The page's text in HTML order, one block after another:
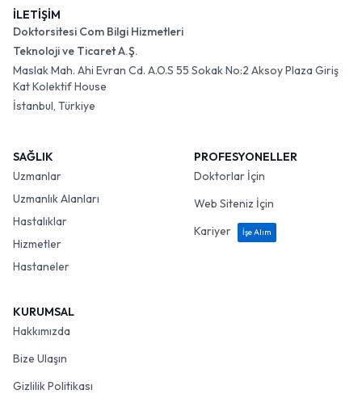
İLETİŞİM
Doktorsitesi Com Bilgi Hizmetleri
Teknoloji ve Ticaret A.Ş.
Maslak Mah. Ahi Evran Cd. A.O.S 55 Sokak No:2 Aksoy Plaza Giriş
Kat Kolektif House
İstanbul, Türkiye
SAĞLIK
Uzmanlar
Uzmanlık Alanları
Hastalıklar
Hizmetler
Hastaneler
PROFESYONELLER
Doktorlar İçin
Web Siteniz İçin
Kariyer
İşe Alım
KURUMSAL
Hakkımızda
Bize Ulaşın
Gizlilik Politikası